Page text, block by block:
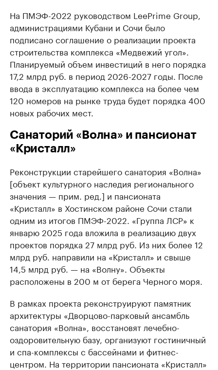
На ПМЭФ-2022 руководством LeePrime Group,
администрациями Кубани и Сочи было
подписано соглашение о реализации проекта
строительства комплекса «Медвежий угол».
Планируемый объем инвестиций в него порядка
17,2 млрд руб. в период 2026-2027 годы. После
ввода в эксплуатацию комплекса на более чем
120 номеров на рынке труда будет порядка 400
новых рабочих мест.
Санаторий «Волна» и пансионат
«Кристалл»
Реконструкции старейшего санатория «Волна»
[объект культурного наследия регионального
значения — прим. ред.] и пансионата
«Кристалл» в Хостинском районе Сочи стали
одним из итогов ПМЭФ-2022. «Группа ЛСР» к
январю 2025 года вложила в реализацию двух
проектов порядка 27 млрд руб. Из них более 12
млрд руб. направили на «Кристалл» и свыше
14,5 млрд руб. — на «Волну». Объекты
расположены в 200 м от берега Черного моря.
В рамках проекта реконструируют памятник
архитектуры «Дворцово-парковый ансамбль
санатория «Волна», восстановят лечебно-
оздоровительную базу, организуют гостиничный
и спа-комплексы с бассейнами и фитнес-
центром. На территории пансионата «Кристалл»